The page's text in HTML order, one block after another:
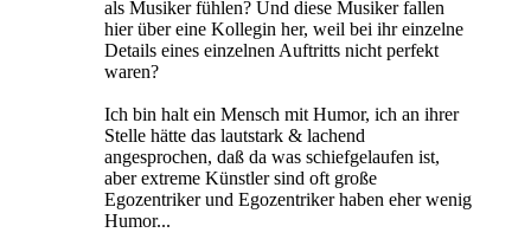
als Musiker fühlen? Und diese Musiker fallen
hier über eine Kollegin her, weil bei ihr einzelne
Details eines einzelnen Auftritts nicht perfekt
waren?
Ich bin halt ein Mensch mit Humor, ich an ihrer
Stelle hätte das lautstark & lachend
angesprochen, daß da was schiefgelaufen ist,
aber extreme Künstler sind oft große
Egozentriker und Egozentriker haben eher wenig
Humor...